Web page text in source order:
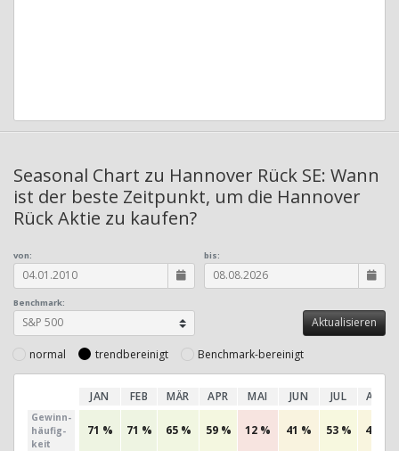
Seasonal Chart zu Hannover Rück SE: Wann
ist der beste Zeitpunkt, um die Hannover
Rück Aktie zu kaufen?
Benchmark:
von: bis:
normal trendbereinigt Benchmark-bereinigt
JAN FEB MÄR APR MAI JUN JUL AUG
Gewinn­
häufig­
keit
71 % 71 % 65 % 59 % 12 % 41 % 53 % 44 %